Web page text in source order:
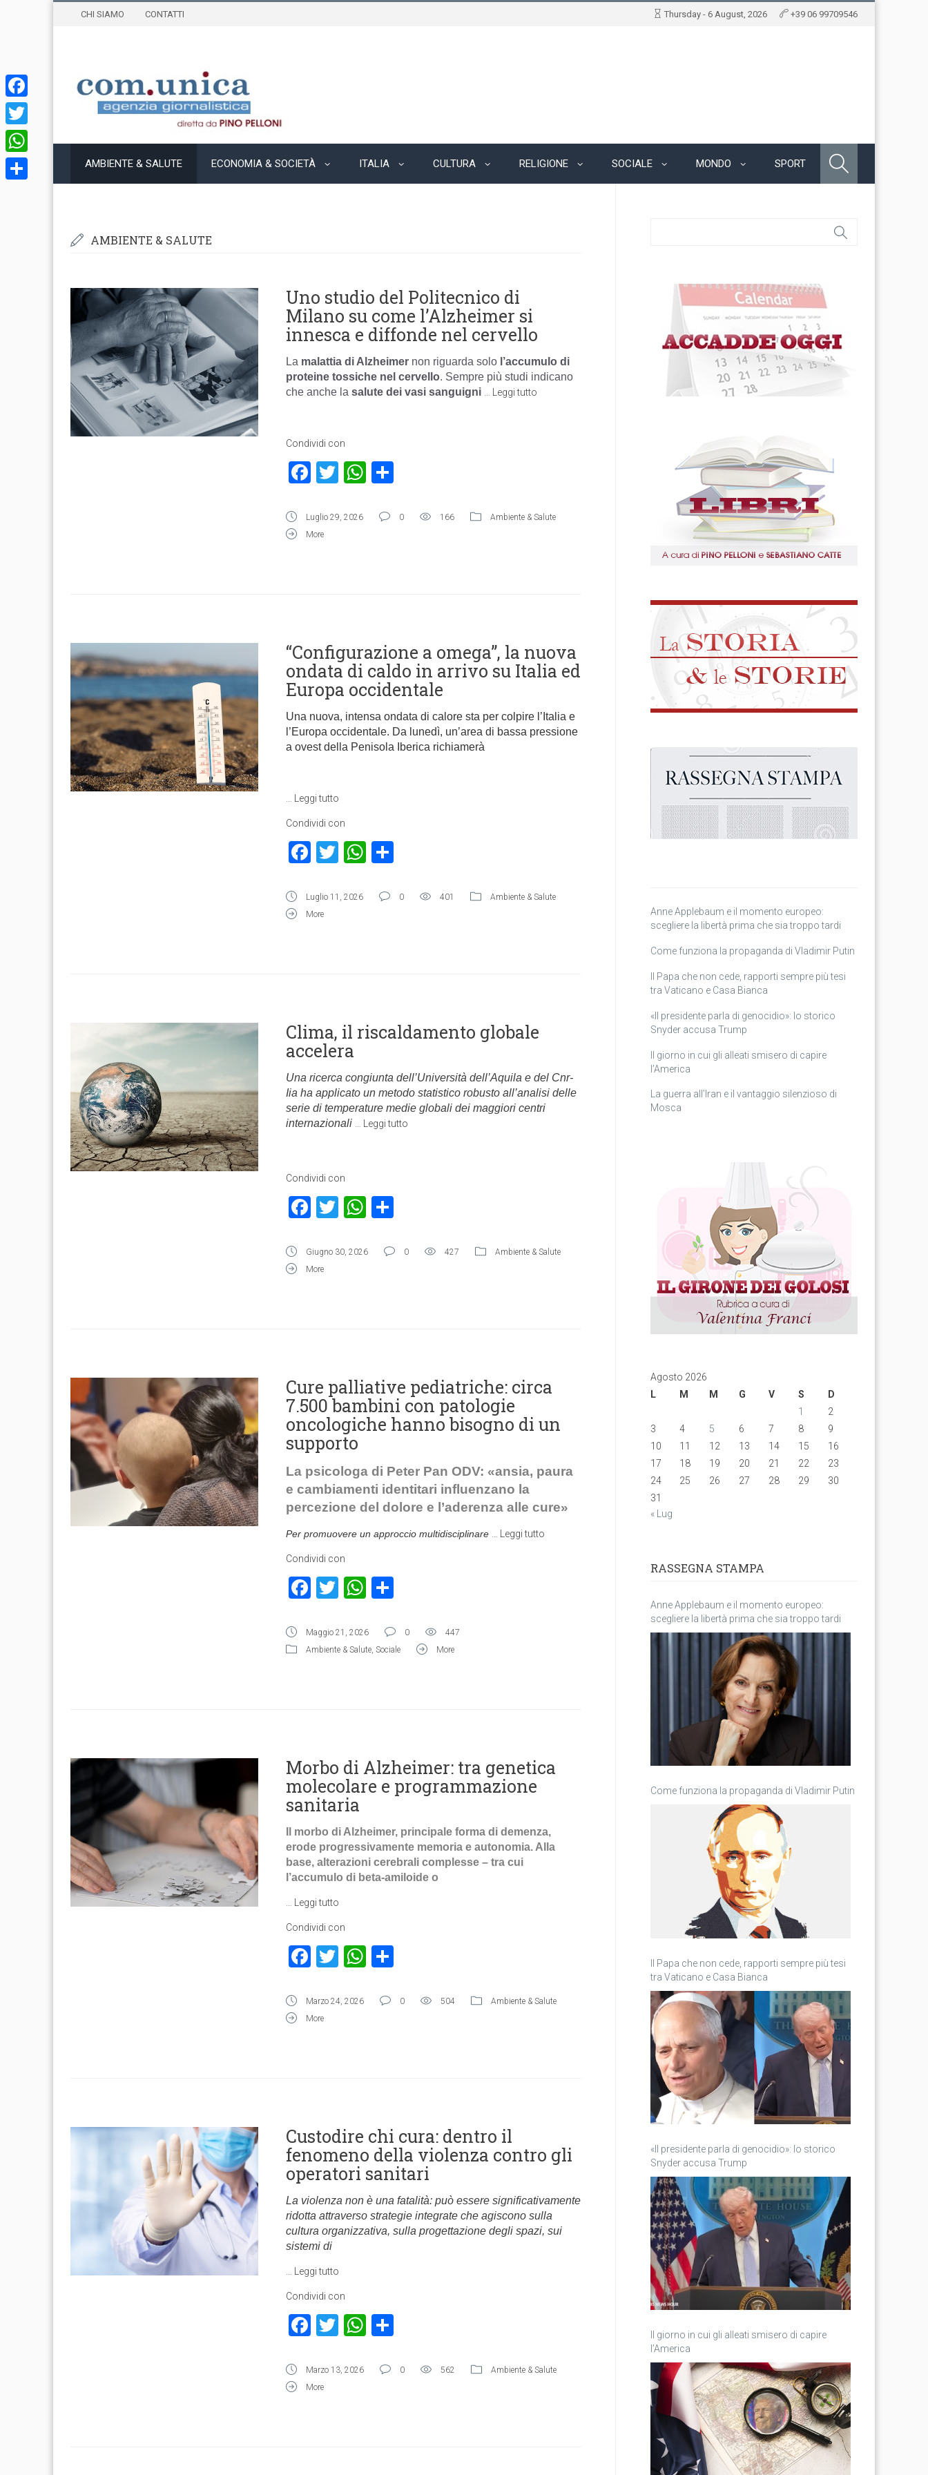
CHI SIAMO CONTATTI Thursday - 6 August, 2026 +39 06 99709546
AMBIENTE & SALUTE ECONOMIA & SOCIETÀ ITALIA CULTURA RELIGIONE SOCIALE MONDO SPORT
AMBIENTE & SALUTE
Uno studio del Politecnico di
Milano su come l’Alzheimer si
innesca e diffonde nel cervello
La malattia di Alzheimer non riguarda solo l’accumulo di
proteine tossiche nel cervello. Sempre più studi indicano
che anche la salute dei vasi sanguigni Leggi tutto
Condividi con
Facebook
TwitterWhatsApp
Luglio 29, 2026 0 166
Ambiente & Salute
More
“Configurazione a omega”, la nuova
ondata di caldo in arrivo su Italia ed
Europa occidentale
Una nuova, intensa ondata di calore sta per colpire l’Italia e
l’Europa occidentale. Da lunedì, un’area di bassa pressione
a ovest della Penisola Iberica richiamerà
Leggi tutto
Condividi con
Facebook
TwitterWhatsApp
Luglio 11, 2026 0 401
Ambiente & Salute
More
Clima, il riscaldamento globale
accelera
Una ricerca congiunta dell’Università dell’Aquila e del Cnr-
Iia ha applicato un metodo statistico robusto all’analisi delle
serie di temperature medie globali dei maggiori centri
internazionali
Leggi tutto
Condividi con
Facebook
TwitterWhatsApp
Giugno 30, 2026 0 427
Ambiente & Salute
More
Cure palliative pediatriche: circa
7.500 bambini con patologie
oncologiche hanno bisogno di un
supporto
La psicologa di Peter Pan ODV: «ansia, paura
e cambiamenti identitari influenzano la
percezione del dolore e l’aderenza alle cure»
Per promuovere un approccio multidisciplinare Leggi tutto
Condividi con
Facebook
TwitterWhatsApp
Maggio 21, 2026 0
447
Ambiente & Salute, Sociale More
Morbo di Alzheimer: tra genetica
molecolare e programmazione
sanitaria
Il morbo di Alzheimer, principale forma di demenza,
erode progressivamente memoria e autonomia. Alla
base, alterazioni cerebrali complesse – tra cui
l’accumulo di beta-amiloide o
Leggi tutto
Condividi con
Facebook
TwitterWhatsApp
Marzo 24, 2026 0 504
Ambiente & Salute
More
Custodire chi cura: dentro il
fenomeno della violenza contro gli
operatori sanitari
La violenza non è una fatalità: può essere significativamente
ridotta attraverso strategie integrate che agiscono sulla
cultura organizzativa, sulla progettazione degli spazi, sui
sistemi di
Leggi tutto
Condividi con
Facebook
TwitterWhatsApp
Marzo 13, 2026 0 562
Ambiente & Salute
More
Anne Applebaum e il momento europeo:
scegliere la libertà prima che sia troppo tardi
Come funziona la propaganda di Vladimir Putin
Il Papa che non cede, rapporti sempre più tesi
tra Vaticano e Casa Bianca
«Il presidente parla di genocidio»: lo storico
Snyder accusa Trump
Il giorno in cui gli alleati smisero di capire
l’America
La guerra all’Iran e il vantaggio silenzioso di
Mosca
Agosto 2026
L
M M G V S
D
1
2
3
4 5 6 7 8
9
10
11 12 13 14 15
16
17
18 19 20 21 22
23
24
25 26 27 28 29
30
31
« Lug
RASSEGNA STAMPA
Anne Applebaum e il momento europeo:
scegliere la libertà prima che sia troppo tardi
Come funziona la propaganda di Vladimir Putin
Il Papa che non cede, rapporti sempre più tesi
tra Vaticano e Casa Bianca
«Il presidente parla di genocidio»: lo storico
Snyder accusa Trump
Il giorno in cui gli alleati smisero di capire
l’America
Facebook
Twitter
WhatsApp